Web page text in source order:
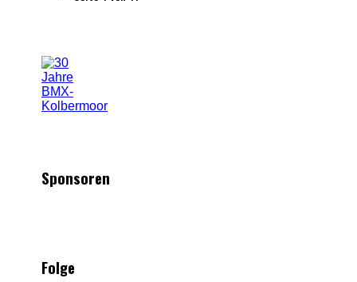
Sponsoren
Folge